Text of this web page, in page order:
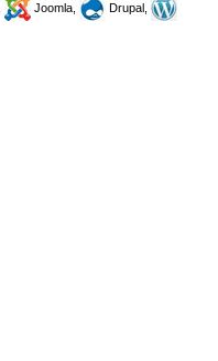
Joomla,
Drupal,